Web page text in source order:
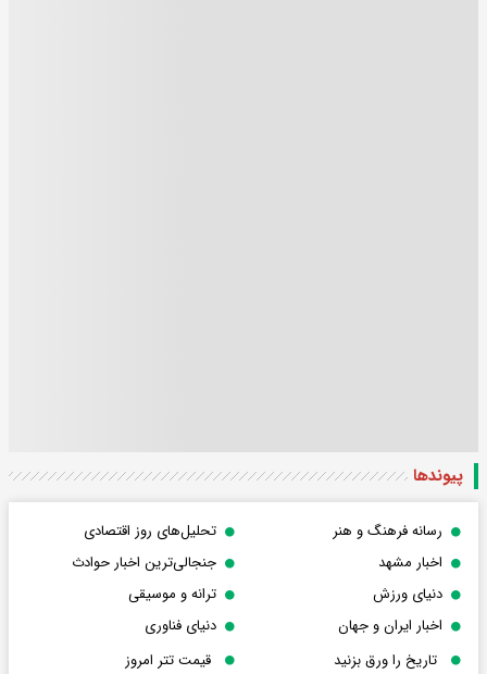
پیوندها
رسانه فرهنگ و هنر
تحلیل‌های روز اقتصادی
اخبار مشهد
جنجالی‌ترین اخبار حوادث
دنیای ورزش
ترانه و موسیقی
اخبار ایران و جهان
دنیای فناوری
تاریخ را ورق بزنید
قیمت تتر امروز